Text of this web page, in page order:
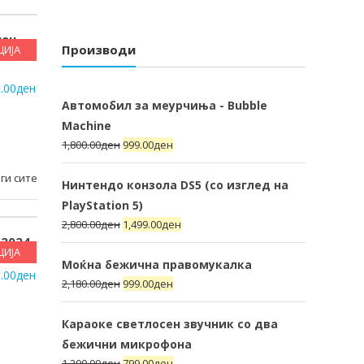
ден
сите
ден
Производи
Автомобил за меурчиња - Bubble
Machine
1,800.00ден 999.00ден
Нинтендо конзола DS5 (со изглед на
PlayStation 5)
2,800.00ден 1,499.00ден
Моќна бежична правомукалка
2,180.00ден 999.00ден
Караоке светлосен звучник со два
бежични микрофона